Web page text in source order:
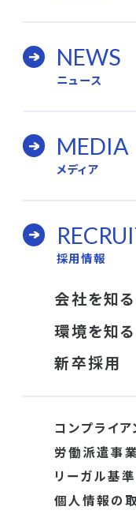
NEWS
ニュース
MEDIA
メディア
採用情報
会社を知る
環境を知る
新卒採用
コンプライア
労働派遣事
リーガル基
個人情報の